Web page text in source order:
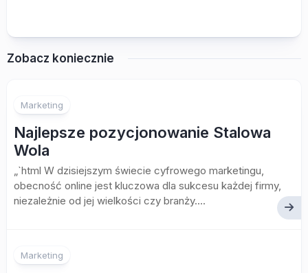
Zobacz koniecznie
Marketing
Najlepsze pozycjonowanie Stalowa
Wola
„`html W dzisiejszym świecie cyfrowego marketingu,
obecność online jest kluczowa dla sukcesu każdej firmy,
niezależnie od jej wielkości czy branży....
Marketing